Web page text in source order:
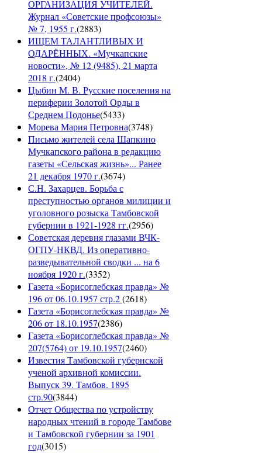
ОРГАНИЗАЦИЯ УЧИТЕЛЕЙ.
Журнал «Советские профсоюзы»
№ 7, 1955 г.(2883)
ИЩЕМ ТАЛАНТЛИВЫХ И
ОДАРЁННЫХ. «Мучкапские
новости», № 12 (9485), 21 марта
2018 г.(2404)
Цыбин М. В. Русские поселения на
периферии Золотой Орды в
Среднем Подонье(5433)
Морева Мария Петровна(3748)
Письмо жителей села Шапкино
Мучкапского района в редакцию
газеты «Сельская жизнь»... Ранее
21 декабря 1970 г.(3674)
С.Н. Захарцев. Борьба с
преступностью органов милиции и
уголовного розыска Тамбовской
губернии в 1921-1928 гг.(2956)
Советская деревня глазами ВЧК-
ОГПУ-НКВД. Из оперативно-
разведывательной сводки ... на 6
ноября 1920 г.(3352)
Газета «Борисоглебская правда» №
196 от 06.10.1957 стр.2(2618)
Газета «Борисоглебская правда» №
206 от 18.10.1957(2386)
Газета «Борисоглебская правда» №
207(5764) от 19.10.1957(2460)
Известия Тамбовской губернской
ученой архивной комиссии.
Выпуск 39. Тамбов. 1895
стр.90(3844)
Отчет Общества по устройству
народных чтений в городе Тамбове
и Тамбовской губернии за 1901
год(3015)